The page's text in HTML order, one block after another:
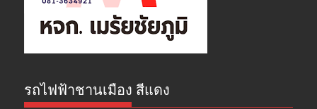
รถไฟฟ้าชานเมือง สีแดง